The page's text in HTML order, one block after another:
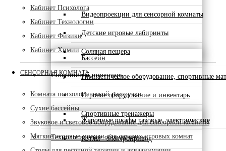
Видеопроекции для сенсорной комнаты
Детские игровые лабиринты
Соляная пещера
Спортивный инвентарь
Бассейн
Гимнастическое оборудование, спортивные
Игровое оборудование и инвентарь
Спортивные тренажеры
Технологическое оборудование
Жарочные шкафы газовые, электрические
Котлы - электропривод
Кабинет Психолога
Кабинет Технологии
Кабинет Физики
Кабинет Химии
СЕНСОРНАЯ КОМНАТА
Комната психологической разгрузки
Сухие бассейны
Звуковое и световое оборудование для сенсорной комнаты
Мягкие игровые модули для детских игровых комнат